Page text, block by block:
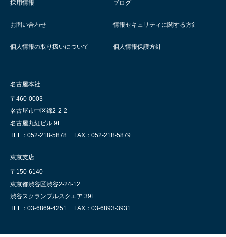
採用情報 ブログ
お問い合わせ 情報セキュリティに関する方針
個人情報の取り扱いについて 個人情報保護方針
名古屋本社
〒460-0003
名古屋市中区錦2-2-2
名古屋丸紅ビル 9F
TEL：052-218-5878
FAX：052-218-5879
東京支店
〒150-6140
東京都渋谷区渋谷2-24-12
渋谷スクランブルスクエア 39F
TEL：03-6869-4251
FAX：03-6893-3931